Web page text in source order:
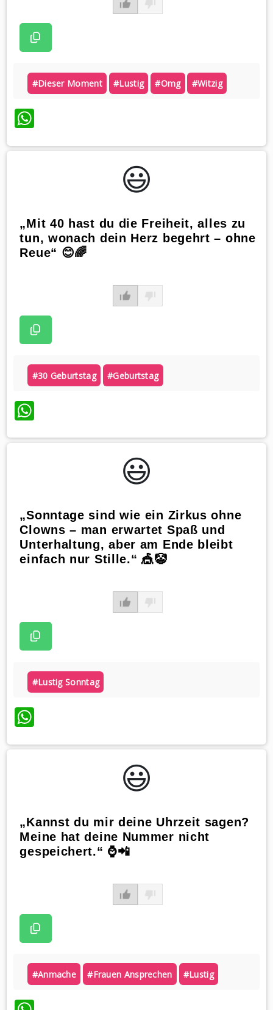
#dieser Moment #lustig #omg #witzig
WhatsApp
😃️
„Mit 40 hast du die Freiheit, alles zu
tun, wonach dein Herz begehrt – ohne
Reue“ 😊🌈
#30 Geburtstag #geburtstag
WhatsApp
😃️
„Sonntage sind wie ein Zirkus ohne
Clowns – man erwartet Spaß und
Unterhaltung, aber am Ende bleibt
einfach nur Stille.“ 🎪🤡
#lustig Sonntag
WhatsApp
😃️
„Kannst du mir deine Uhrzeit sagen?
Meine hat deine Nummer nicht
gespeichert.“ ⌚️📲
#anmache #frauen Ansprechen #lustig